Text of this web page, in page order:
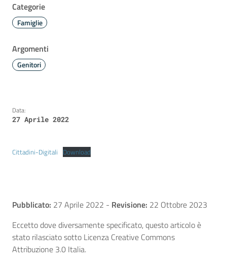
Categorie
Famiglie
Argomenti
Genitori
Data:
27 Aprile 2022
Cittadini-Digitali Download
Pubblicato: 27 Aprile 2022 - Revisione: 22 Ottobre 2023
Eccetto dove diversamente specificato, questo articolo è
stato rilasciato sotto Licenza Creative Commons
Attribuzione 3.0 Italia.